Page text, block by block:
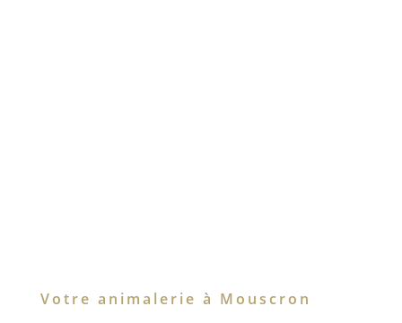
Votre animalerie à Mouscron